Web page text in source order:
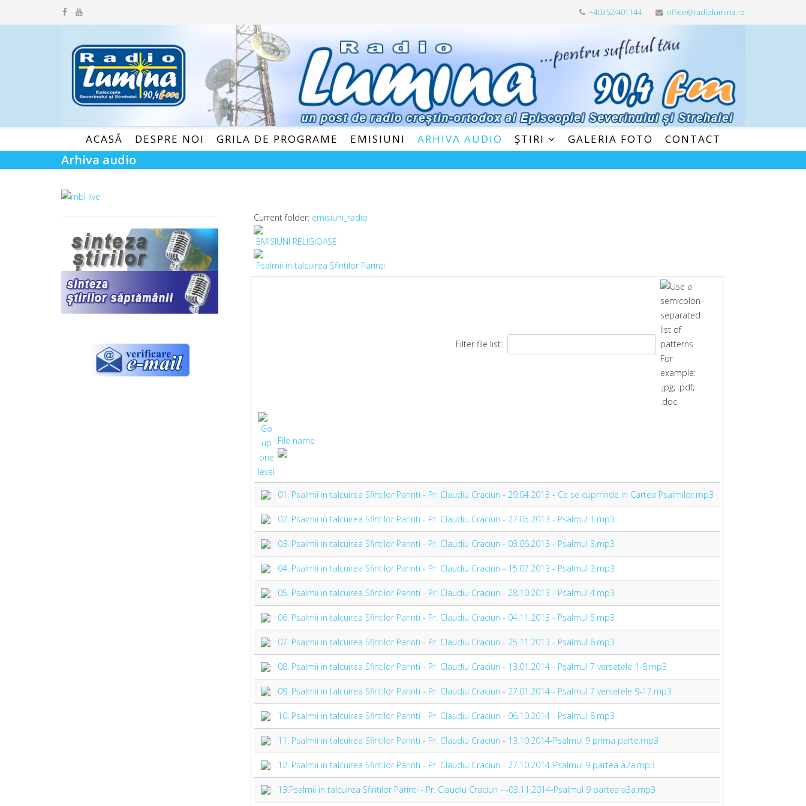
+40352/401144 office@radiolumina.ro
ACASĂ DESPRE NOI GRILA DE PROGRAME EMISIUNI ARHIVA AUDIO ȘTIRI GALERIA FOTO CONTACT
Arhiva audio
Current folder: emisiuni_radio
EMISIUNI RELIGIOASE
Psalmii in talcuirea Sfintilor Parinti
Filter file list:
File name
01. Psalmii in talcuirea Sfintilor Parinti - Pr. Claudiu Craciun - 29.04.2013 - Ce se cuprrinde in Cartea Psalmilor.mp3
02. Psalmii in talcuirea Sfintilor Parinti - Pr. Claudiu Craciun - 27.05.2013 - Psalmul 1.mp3
03. Psalmii in talcuirea Sfintilor Parinti - Pr. Claudiu Craciun - 03.06.2013 - Psalmul 3.mp3
04. Psalmii in talcuirea Sfintilor Parinti - Pr. Claudiu Craciun - 15.07.2013 - Psalmul 3.mp3
05. Psalmii in talcuirea Sfintilor Parinti - Pr. Claudiu Craciun - 28.10.2013 - Psalmul 4.mp3
06. Psalmii in talcuirea Sfintilor Parinti - Pr. Claudiu Craciun - 04.11.2013 - Psalmul 5.mp3
07. Psalmii in talcuirea Sfintilor Parinti - Pr. Claudiu Craciun - 25.11.2013 - Psalmul 6.mp3
08. Psalmii in talcuirea Sfintilor Parinti - Pr. Claudiu Craciun - 13.01.2014 - Psalmul 7 versetele 1-8.mp3
09. Psalmii in talcuirea Sfintilor Parinti - Pr. Claudiu Craciun - 27.01.2014 - Psalmul 7 versetele 9-17.mp3
10. Psalmii in talcuirea Sfintilor Parinti - Pr. Claudiu Craciun - 06.10.2014 - Psalmul 8.mp3
11. Psalmii in talcuirea Sfintilor Parinti - Pr. Claudiu Craciun - 13.10.2014-Psalmul 9 prima parte.mp3
12. Psalmii in talcuirea Sfintilor Parinti - Pr. Claudiu Craciun - 27.10.2014-Psalmul 9 partea a2a.mp3
13.Psalmii in talcuirea Sfintilor Parinti - Pr. Claudiu Craciun - -03.11.2014-Psalmul 9 partea a3a.mp3